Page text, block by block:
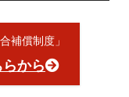
補償制度」
から